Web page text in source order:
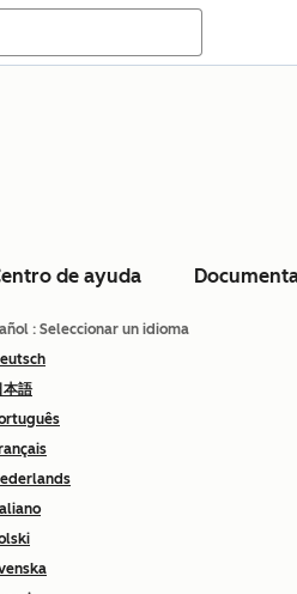
de ayuda
: Seleccionar un idioma
本語